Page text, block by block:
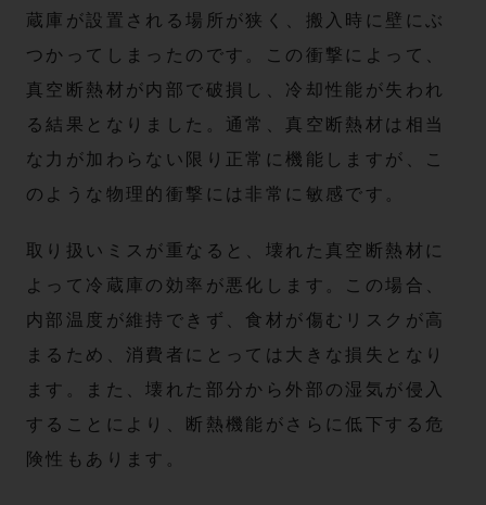
蔵庫が設置される場所が狭く、搬入時に壁にぶ
つかってしまったのです。この衝撃によって、
真空断熱材が内部で破損し、冷却性能が失われ
る結果となりました。通常、真空断熱材は相当
な力が加わらない限り正常に機能しますが、こ
のような物理的衝撃には非常に敏感です。
取り扱いミスが重なると、壊れた真空断熱材に
よって冷蔵庫の効率が悪化します。この場合、
内部温度が維持できず、食材が傷むリスクが高
まるため、消費者にとっては大きな損失となり
ます。また、壊れた部分から外部の湿気が侵入
することにより、断熱機能がさらに低下する危
険性もあります。